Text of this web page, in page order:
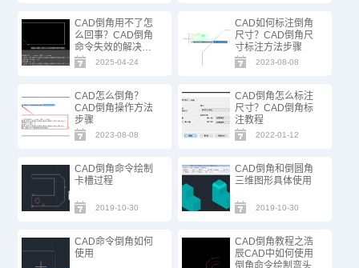
CAD倒角用不了怎
么回事？CAD倒角
命令失效的解决方
法
2025-04-24
CAD如何标注倒角
尺寸？CAD倒角尺
寸标注方法步骤
2023-08-08
CAD怎么倒角？
CAD倒角操作方法
步骤
2023-08-08
CAD倒角怎么标注
尺寸？CAD倒角标
注教程
2022-01-12
CAD倒角命令绘制
卡槽过程
2019-10-30
CAD倒角和倒圆角
三维图形具体使用
2019-10-30
CAD命令倒角如何
使用
CAD倒角教程之浩
辰CAD中如何使用